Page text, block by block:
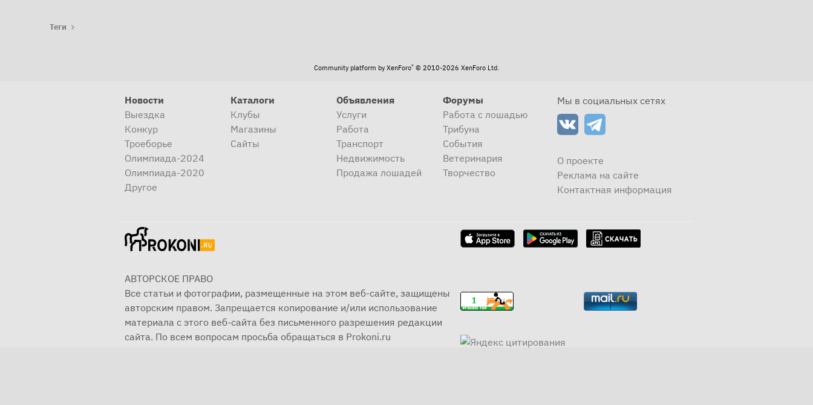
Теги
Community platform by XenForo® © 2010-2026 XenForo Ltd.
Новости
Выездка
Конкур
Троеборье
Олимпиада-2024
Олимпиада-2020
Другое
Каталоги
Клубы
Магазины
Сайты
Объявления
Услуги
Работа
Транспорт
Недвижимость
Продажа лошадей
Форумы
Работа с лошадью
Трибуна
События
Ветеринария
Творчество
Мы в социальных сетях
О проекте
Реклама на сайте
Контактная информация
АВТОРСКОЕ ПРАВО
Все статьи и фотографии, размещенные на этом веб-сайте, защищены
авторским правом. Запрещается копирование и/или использование
материала с этого веб-сайта без письменного разрешения редакции
сайта. По всем вопросам просьба обращаться в Prokoni.ru